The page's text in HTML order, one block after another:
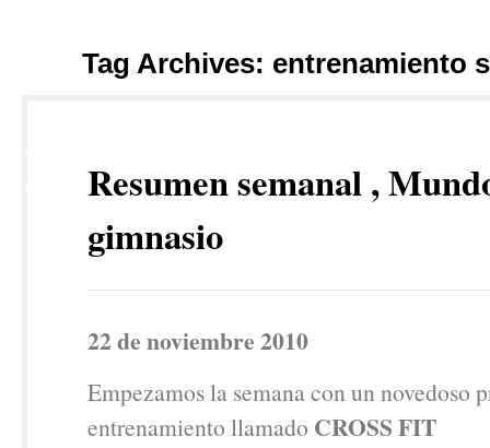
Tag Archives: entrenamiento
Resumen semanal ,
gimnasio
22 de noviembre 2010
Empezamos la semana con un novedoso
entrenamiento llamado CROSS FIT